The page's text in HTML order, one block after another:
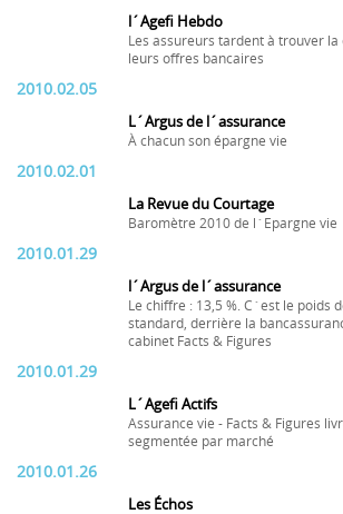
l´Agefi Hebdo
Les assureurs tardent à trouver la
leurs offres bancaires
2010.02.05
L´Argus de l´assurance
À chacun son épargne vie
2010.02.01
La Revue du Courtage
Baromètre 2010 de l´Epargne vie
2010.01.29
l´Argus de l´assurance
Le chiffre : 13,5 %. C´est le poids
standard, derrière la
cabinet Facts & Figures
2010.01.29
L´Agefi Actifs
Assurance vie - Facts & Figures
segmentée par marché
2010.01.26
Les Échos